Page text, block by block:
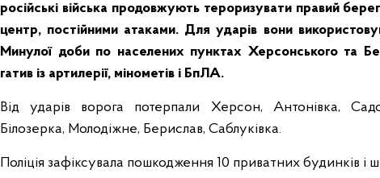
російські війська продовжують тероризувати правий
центр, постійними атаками. Для ударів вони
Минулої доби по населених пунктах Херсонського та
гатив із артилерії, мінометів і БпЛА.
Від ударів ворога потерпали Херсон, Антонівка,
Білозерка, Молодіжне, Берислав, Саблуківка.
Поліція зафіксувала пошкодження 10 приватних будинків і